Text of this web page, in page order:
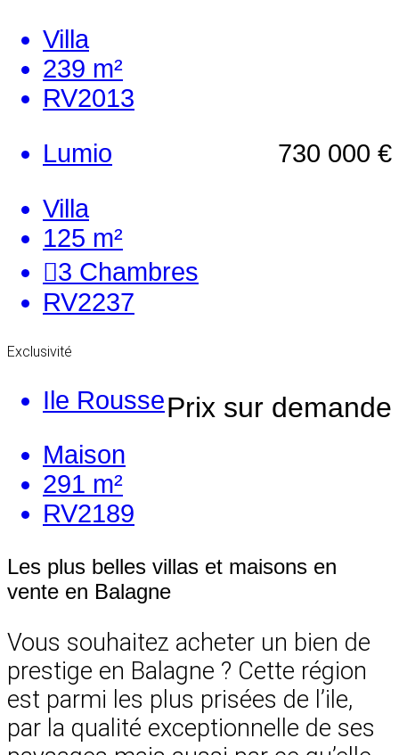
Villa
239 m²
RV2013
730 000 €
Lumio
Villa
125 m²
3 Chambres
RV2237
Exclusivité
Prix sur demande
Ile Rousse
Maison
291 m²
RV2189
Les plus belles villas et maisons en
vente en Balagne
Vous souhaitez acheter un bien de
prestige en Balagne ? Cette région
est parmi les plus prisées de l’ile,
par la qualité exceptionnelle de ses